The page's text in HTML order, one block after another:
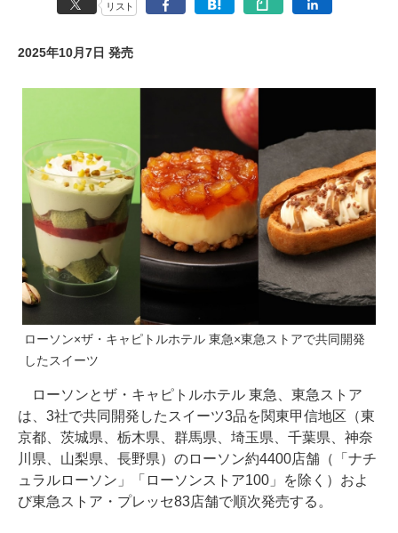
リスト
2025年10月7日 発売
ローソン×ザ・キャピトルホテル 東急×東急ストアで共同開発
したスイーツ
ローソンとザ・キャピトルホテル 東急、東急ストア
は、3社で共同開発したスイーツ3品を関東甲信地区（東
京都、茨城県、栃木県、群馬県、埼玉県、千葉県、神奈
川県、山梨県、長野県）のローソン約4400店舗（「ナチ
ュラルローソン」「ローソンストア100」を除く）およ
び東急ストア・プレッセ83店舗で順次発売する。